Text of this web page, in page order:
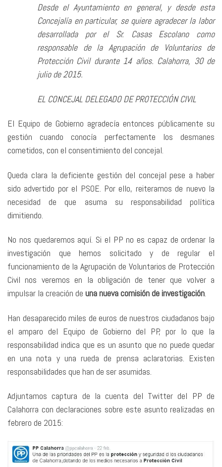
Desde el Ayuntamiento en general, y desde esta
Concejalía en particular, se quiere agradecer la labor
desarrollada por el Sr. Casas Escolano como
responsable de la Agrupación de Voluntarios de
Protección Civil durante 14 años. Calahorra, 30 de
julio de 2015.
EL CONCEJAL DELEGADO DE PROTECCIÓN CIVIL
El Equipo de Gobierno agradecía entonces públicamente su
gestión cuando conocía perfectamente los desmanes
cometidos, con el consentimiento del concejal.
Queda clara la deficiente gestión del concejal pese a haber
sido advertido por el PSOE. Por ello, reiteramos de nuevo la
necesidad de que asuma su responsabilidad política
dimitiendo.
No nos quedaremos aquí. Si el PP no es capaz de ordenar la
investigación que hemos solicitado y de regular el
funcionamiento de la Agrupación de Voluntarios de Protección
Civil nos veremos en la obligación de tener que volver a
impulsar la creación de una nueva comisión de investigación.
Han desaparecido miles de euros de nuestros ciudadanos bajo
el amparo del Equipo de Gobierno del PP, por lo que la
responsabilidad indica que es un asunto que no puede quedar
en una nota y una rueda de prensa aclaratorias. Existen
responsabilidades que han de ser asumidas.
Adjuntamos captura de la cuenta del Twitter del PP de
Calahorra con declaraciones sobre este asunto realizadas en
febrero de 2015: